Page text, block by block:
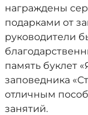
награждены
подарками от
руководители
память буклет
заповедника
отличным
занятий.